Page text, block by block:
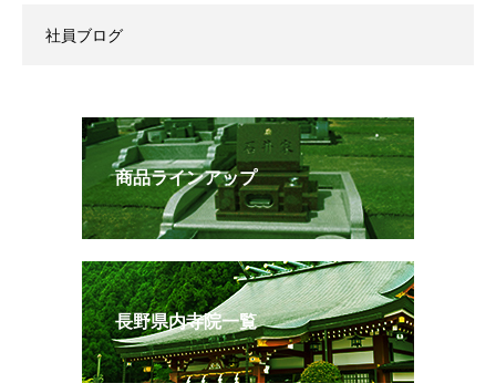
社員ブログ
商品ラインアップ
長野県内寺院一覧